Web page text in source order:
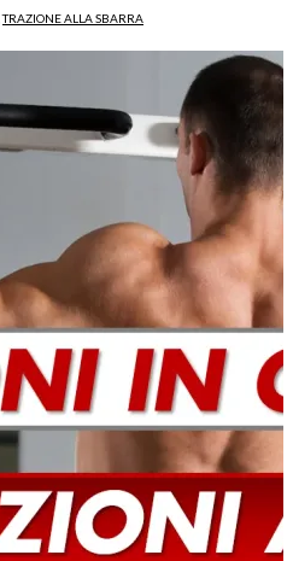
,TRAZIONE ALLA SBARRA